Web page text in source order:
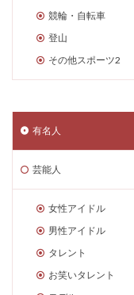
競輪・自転車
登山
その他スポーツ2
有名人
芸能人
女性アイドル
男性アイドル
タレント
お笑いタレント